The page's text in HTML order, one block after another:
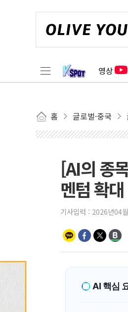
영상
홈 글로벌·중국
[AI의 종
멘텀 확대
기사입력 : 2026년04
AI 핵심